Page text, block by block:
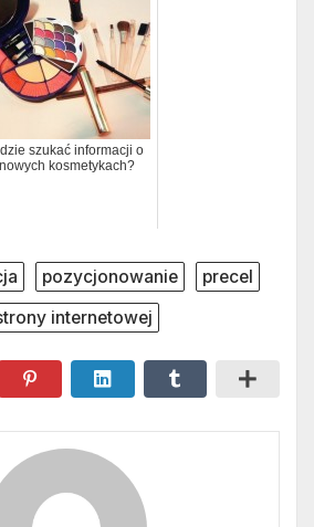
szukać informacji o
nowych kosmetykach?
pozycjonowanie
precel
internetowej